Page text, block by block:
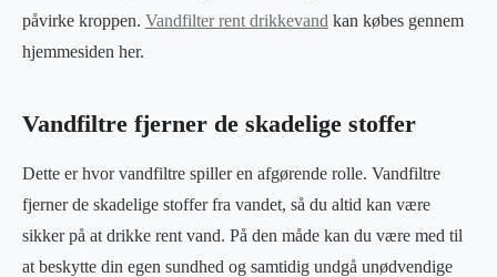
påvirke kroppen. Vandfilter rent drikkevand kan købes gennem
hjemmesiden her.
Vandfiltre fjerner de skadelige stoffer
Dette er hvor vandfiltre spiller en afgørende rolle. Vandfiltre
fjerner de skadelige stoffer fra vandet, så du altid kan være
sikker på at drikke rent vand. På den måde kan du være med til
at beskytte din egen sundhed og samtidig undgå unødvendige